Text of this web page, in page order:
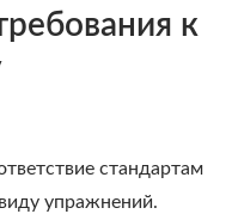
к
стандартам
упражнений.